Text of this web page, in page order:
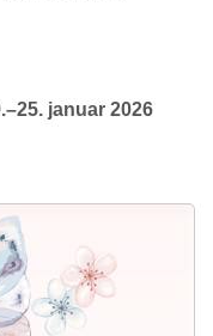
januar 2026